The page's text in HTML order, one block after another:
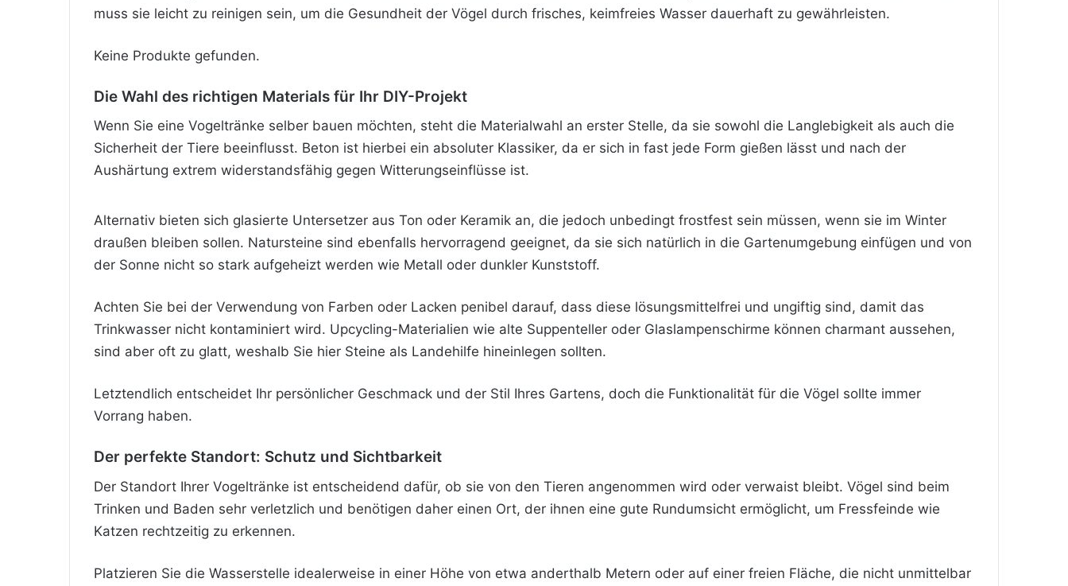
muss sie leicht zu reinigen sein, um die Gesundheit der Vögel durch frisches, keimfreies Wasser dauerhaft zu gewährleisten.
Keine Produkte gefunden.
Die Wahl des richtigen Materials für Ihr DIY-Projekt
Wenn Sie eine Vogeltränke selber bauen möchten, steht die Materialwahl an erster Stelle, da sie sowohl die Langlebigkeit als auch die
Sicherheit der Tiere beeinflusst. Beton ist hierbei ein absoluter Klassiker, da er sich in fast jede Form gießen lässt und nach der
Aushärtung extrem widerstandsfähig gegen Witterungseinflüsse ist.
Alternativ bieten sich glasierte Untersetzer aus Ton oder Keramik an, die jedoch unbedingt frostfest sein müssen, wenn sie im Winter
draußen bleiben sollen. Natursteine sind ebenfalls hervorragend geeignet, da sie sich natürlich in die Gartenumgebung einfügen und von
der Sonne nicht so stark aufgeheizt werden wie Metall oder dunkler Kunststoff.
Achten Sie bei der Verwendung von Farben oder Lacken penibel darauf, dass diese lösungsmittelfrei und ungiftig sind, damit das
Trinkwasser nicht kontaminiert wird. Upcycling-Materialien wie alte Suppenteller oder Glaslampenschirme können charmant aussehen,
sind aber oft zu glatt, weshalb Sie hier Steine als Landehilfe hineinlegen sollten.
Letztendlich entscheidet Ihr persönlicher Geschmack und der Stil Ihres Gartens, doch die Funktionalität für die Vögel sollte immer
Vorrang haben.
Der perfekte Standort: Schutz und Sichtbarkeit
Der Standort Ihrer Vogeltränke ist entscheidend dafür, ob sie von den Tieren angenommen wird oder verwaist bleibt. Vögel sind beim
Trinken und Baden sehr verletzlich und benötigen daher einen Ort, der ihnen eine gute Rundumsicht ermöglicht, um Fressfeinde wie
Katzen rechtzeitig zu erkennen.
Platzieren Sie die Wasserstelle idealerweise in einer Höhe von etwa anderthalb Metern oder auf einer freien Fläche, die nicht unmittelbar